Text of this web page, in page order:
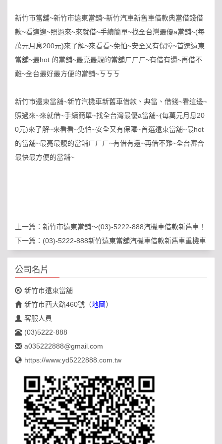
新竹市當舖~新竹市遠東當舖~新竹汽車新舊車借款典當借錢借
款~看這邊~照過來~來就借~手續簡單~找全台灣最優a當舖~(每
萬元月息200元)來了解~來看看~免怕~安全又有保障~首選遠東
當舖~最hot 的當舖~最亮最靚的當舖ㄏㄏㄏ~有借有還~再借不
難~全台最好最方便的當舖~ㄎㄎㄎ
新竹市遠東當舖~新竹汽機車新舊車借款、典當、借錢~看這邊~
照過來~來就借~手續簡單~找全台灣最優a當舖~(每萬元月息20
0元)來了解~來看看~免怕~安全又有保障~首選遠東當舖~最hot
的當舖~最亮最靚的當舖ㄏㄏㄏ~有借有還~再借不難~全台審合
最快最方便的當舖~
上一篇： 新竹市遠東當舖～(03)-5222-888汽機車借款新舊車！
下一篇： (03)-5222-888新竹遠東當舖汽機車借款新舊車重機車
公司名片
新竹市遠東當舖
新竹市西大路460號 （地圖）
客服人員
(03)5222-888
a035222888@gmail.com
https://www.yd5222888.com.tw